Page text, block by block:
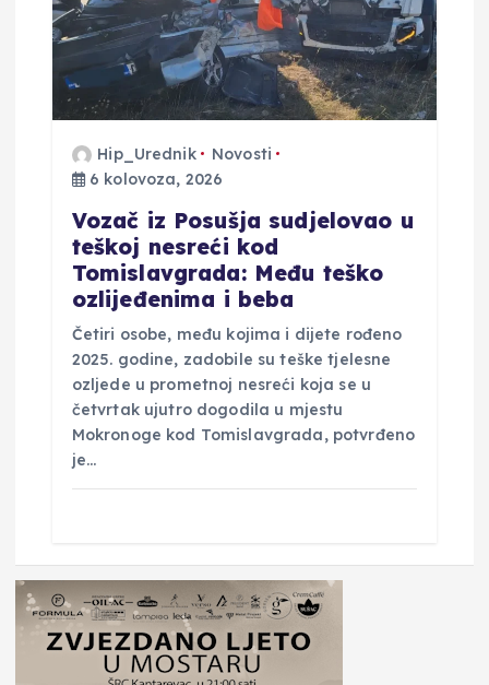
Hip_Urednik
Novosti
6 kolovoza, 2026
Vozač iz Posušja sudjelovao u
teškoj nesreći kod
Tomislavgrada: Među teško
ozlijeđenima i beba
Četiri osobe, među kojima i dijete rođeno
2025. godine, zadobile su teške tjelesne
ozljede u prometnoj nesreći koja se u
četvrtak ujutro dogodila u mjestu
Mokronoge kod Tomislavgrada, potvrđeno
je…